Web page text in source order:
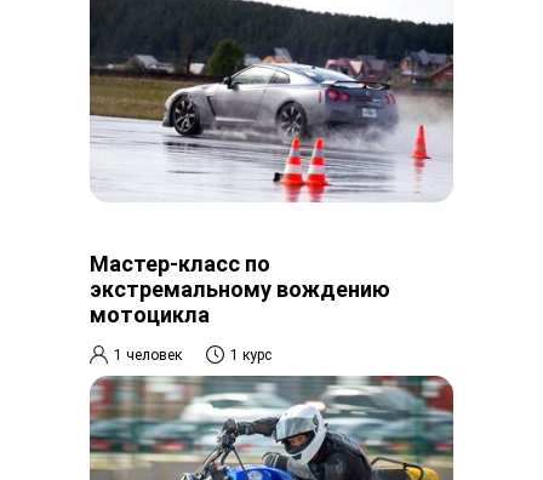
Мастер-класс по
экстремальному вождению
мотоцикла
1 человек 1 курс